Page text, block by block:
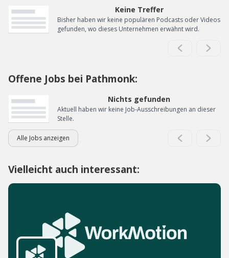
Keine Treffer
Bisher haben wir keine populären Podcasts oder Videos
gefunden, wo dieses Unternehmen erwähnt wird.
Offene Jobs bei Pathmonk:
Nichts gefunden
Aktuell haben wir keine Job-Ausschreibungen an dieser
Stelle.
Alle Jobs anzeigen
Vielleicht auch interessant: